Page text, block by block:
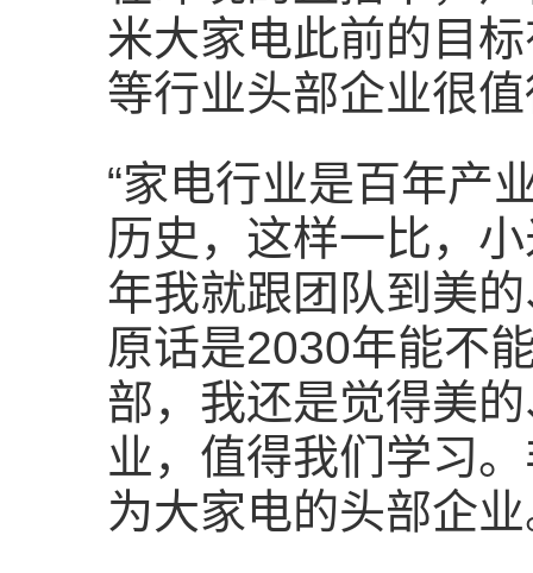
米大家电此前的目
等行业头部企业很
“家电行业是百年产
历史，这样一比，
年我就跟团队到美
原话是2030年能不
部，我还是觉得美
业，值得我们学习
为大家电的头部企